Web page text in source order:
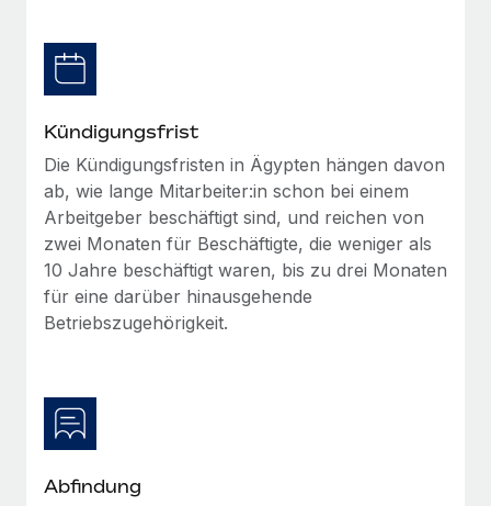
Mobilität und Relocation
Mühelose Relocation von Mitarbeiter:innen
Benefits
Mühelose Verwaltung von Benefits
Reverse Tech auf einen Blick Das Gesundheits- und
Neues zu Remote-Produkten: Integration mit
Gusto und Zero und Contractor Management
Plus
Auch im neuen Jahr wollen wir bei Remote Unternehmen
aller Größen dabei unterstützen, die beste...
Mehr erfahren
mit Remote verwaltet
Phiture ist der unumstrittene Marktführer im Bereich der
Kündigungsfrist
Die Kündigungsfristen in Ägypten hängen davon
ab, wie lange Mitarbeiter:in schon bei einem
Arbeitgeber beschäftigt sind, und reichen von
zwei Monaten für Beschäftigte, die weniger als
10 Jahre beschäftigt waren, bis zu drei Monaten
für eine darüber hinausgehende
Betriebszugehörigkeit.
Abfindung